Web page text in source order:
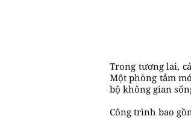
Trong tương lai,
Một phòng tắm
bộ không gian
Công trình bao